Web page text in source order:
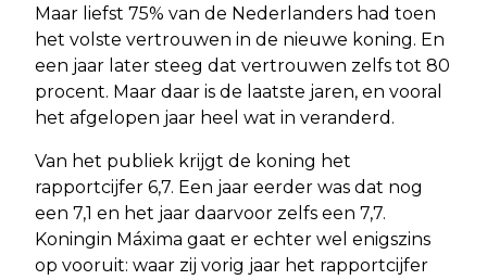
Maar liefst 75% van de Nederlanders had toen
het volste vertrouwen in de nieuwe koning. En
een jaar later steeg dat vertrouwen zelfs tot 80
procent. Maar daar is de laatste jaren, en vooral
het afgelopen jaar heel wat in veranderd.
Van het publiek krijgt de koning het
rapportcijfer 6,7. Een jaar eerder was dat nog
een 7,1 en het jaar daarvoor zelfs een 7,7.
Koningin Máxima gaat er echter wel enigszins
op vooruit: waar zij vorig jaar het rapportcijfer